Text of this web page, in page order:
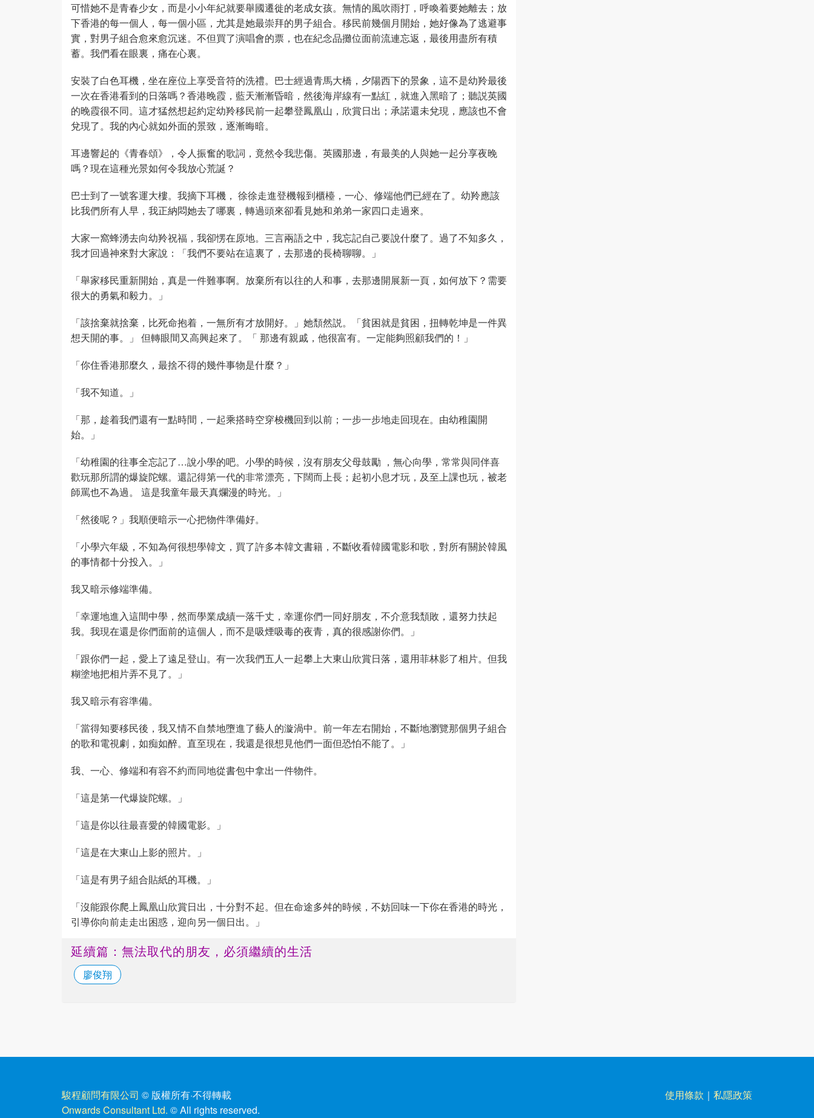
可惜她不是青春少女，而是小小年紀就要舉國遷徙的老成女孩。無情的風吹雨打，呼喚着要她離去；放
下香港的每一個人，每一個小區，尤其是她最崇拜的男子組合。移民前幾個月開始，她好像為了逃避事
實，對男子組合愈來愈沉迷。不但買了演唱會的票，也在紀念品攤位面前流連忘返，最後用盡所有積
蓄。我們看在眼裏，痛在心裏。
安裝了白色耳機，坐在座位上享受音符的洗禮。巴士經過青馬大橋，夕陽西下的景象，這不是幼羚最後
一次在香港看到的日落嗎？香港晚霞，藍天漸漸昏暗，然後海岸線有一點紅，就進入黑暗了；聽説英國
的晚霞很不同。這才猛然想起約定幼羚移民前一起攀登鳳凰山，欣賞日出；承諾還未兌現，應該也不會
兌現了。我的內心就如外面的景致，逐漸晦暗。
耳邊響起的《青春頌》，令人振奮的歌詞，竟然令我悲傷。英國那邊，有最美的人與她一起分享夜晚
嗎？現在這種光景如何令我放心荒誕？
巴士到了一號客運大樓。我摘下耳機， 徐徐走進登機報到櫃檯，一心、修端他們已經在了。幼羚應該
比我們所有人早，我正納悶她去了哪裏，轉過頭來卻看見她和弟弟一家四口走過來。
大家一窩蜂湧去向幼羚祝福，我卻愣在原地。三言兩語之中，我忘記自己要說什麼了。過了不知多久，
我才回過神來對大家說：「我們不要站在這裏了，去那邊的長椅聊聊。」
「舉家移民重新開始，真是一件難事啊。放棄所有以往的人和事，去那邊開展新一頁，如何放下？需要
很大的勇氣和毅力。」
「該捨棄就捨棄，比死命抱着，一無所有才放開好。」她頹然説。「貧困就是貧困，扭轉乾坤是一件異
想天開的事。」 但轉眼間又高興起來了。「 那邊有親戚，他很富有。一定能夠照顧我們的！」
「你住香港那麼久，最捨不得的幾件事物是什麼？」
「我不知道。」
「那，趁着我們還有一點時間，一起乘搭時空穿梭機回到以前；一步一步地走回現在。由幼稚園開
始。」
「幼稚園的往事全忘記了…說小學的吧。小學的時候，沒有朋友父母鼓勵 ，無心向學，常常與同伴喜
歡玩那所謂的爆旋陀螺。還記得第一代的非常漂亮，下闊而上長；起初小息才玩，及至上課也玩，被老
師罵也不為過。 這是我童年最天真爛漫的時光。」
「然後呢？」我順便暗示一心把物件準備好。
「小學六年級，不知為何很想學韓文，買了許多本韓文書籍，不斷收看韓國電影和歌，對所有關於韓風
的事情都十分投入。」
我又暗示修端準備。
「幸運地進入這間中學，然而學業成績一落千丈，幸運你們一同好朋友，不介意我頹敗，還努力扶起
我。我現在還是你們面前的這個人，而不是吸煙吸毒的夜青，真的很感謝你們。」
「跟你們一起，愛上了遠足登山。有一次我們五人一起攀上大東山欣賞日落，還用菲林影了相片。但我
糊塗地把相片弄不見了。」
我又暗示有容準備。
「當得知要移民後，我又情不自禁地墮進了藝人的漩渦中。前一年左右開始，不斷地瀏覽那個男子組合
的歌和電視劇，如痴如醉。直至現在，我還是很想見他們一面但恐怕不能了。」
我、一心、修端和有容不約而同地從書包中拿出一件物件。
「這是第一代爆旋陀螺。」
「這是你以往最喜愛的韓國電影。」
「這是在大東山上影的照片。」
「這是有男子組合貼紙的耳機。」
「沒能跟你爬上鳳凰山欣賞日出，十分對不起。但在命途多舛的時候，不妨回味一下你在香港的時光，
引導你向前走走出困惑，迎向另一個日出。」
延續篇：無法取代的朋友，必須繼續的生活
廖俊翔
駿程顧問有限公司 © 版權所有·不得轉載
Onwards Consultant Ltd. © All rights reserved.
使用條款 ｜ 私隱政策